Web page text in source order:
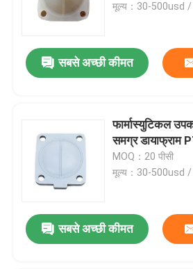
मूल्य：30-500usd
सबसे अच्छी कीमत
फार्मास्युटिकल
समग्र डायाफ्राम
MOQ：20 पीसी
मूल्य：30-500usd
सबसे अच्छी कीमत